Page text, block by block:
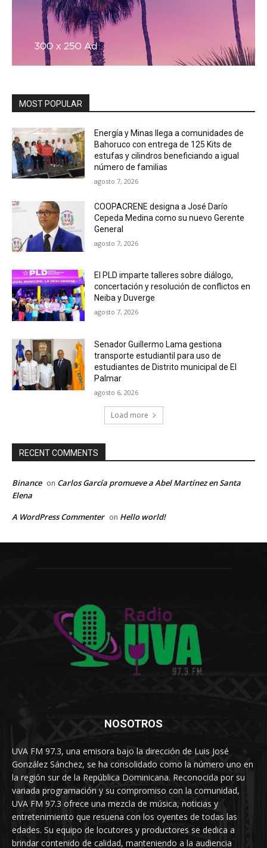
MOST POPULAR
Energía y Minas llega a comunidades de
Bahoruco con entrega de 125 Kits de
estufas y cilindros beneficiando a igual
número de familias
agosto 7, 2026
COOPACRENE designa a José Darío
Cepeda Medina como su nuevo Gerente
General
agosto 7, 2026
El PLD imparte talleres sobre diálogo,
concertación y resolución de conflictos en
Neiba y Duverge
agosto 7, 2026
Senador Guillermo Lama gestiona
transporte estudiantil para uso de
estudiantes de Distrito municipal de El
Palmar
agosto 6, 2026
Load more
RECENT COMMENTS
Binance on Carlos García promueve a Abel Martínez en Santa
Elena
A WordPress Commenter on Hello world!
NOSOTROS
UVA FM 97.3, una emisora bajo la dirección de Luis José
González Sánchez, se ha consolidado como la número uno en
la región sur de la República Dominicana. Reconocida por su
variada programación y su compromiso con la comunidad,
UVA FM 97.3 ofrece una mezcla de música, noticias y
entretenimiento que resuena con los oyentes de todas las
edades. Su equipo de locutores y productores se dedica a
brindar contenido de calidad, manteniendo a la audiencia